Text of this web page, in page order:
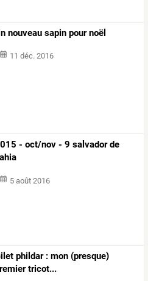
nouveau sapin pour noël
11 déc. 2016
- oct/nov - 9 salvador de
5 août 2016
phildar : mon (presque)
tricot...